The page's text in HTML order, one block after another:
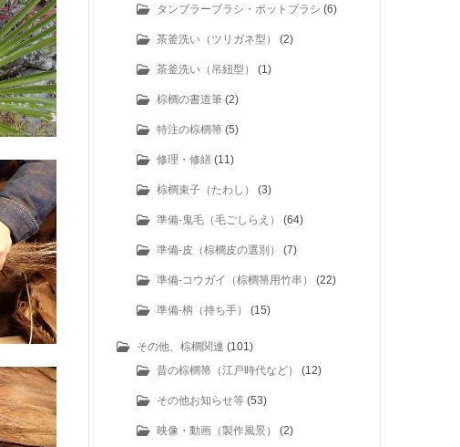
タンブラーブラシ・ポットブラシ (6)
茶釜洗い（ツリガネ型） (2)
茶釜洗い（吊紐型） (1)
棕櫚の書道筆 (2)
特注の棕櫚箒 (5)
修理・修繕 (11)
棕櫚束子（たわし） (3)
準備-鬼毛（毛ごしらえ） (64)
準備-皮（棕櫚皮の選別） (7)
準備-コウガイ（棕櫚箒用竹串） (22)
準備-柄（持ち手） (15)
その他、棕櫚関連 (101)
昔の棕櫚箒（江戸時代など）
(12)
その他お知らせ等 (53)
映像・動画（製作風景） (2)